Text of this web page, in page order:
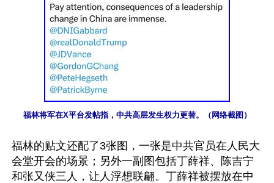
福林将军在X平台发帖指，中共高层发生权力更替。（网络截图）
福林的贴文还配了3张图，一张是中共官员在人民大
会堂开会的场景；另外一副图包括丁薛祥、陈吉宁
和张又侠三人，让人浮想联翩。丁薛祥被摆放在中